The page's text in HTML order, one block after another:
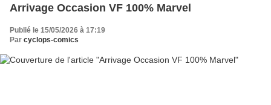
Arrivage Occasion VF 100% Marvel
Publié le 15/05/2026 à 17:19
Par cyclops-comics